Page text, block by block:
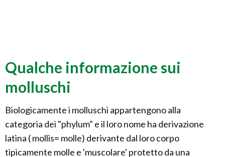
Qualche informazione sui
molluschi
Biologicamente i molluschi appartengono alla
categoria dei "phylum" e il loro nome ha derivazione
latina ( mollis= molle) derivante dal loro corpo
tipicamente molle e 'muscolare' protetto da una